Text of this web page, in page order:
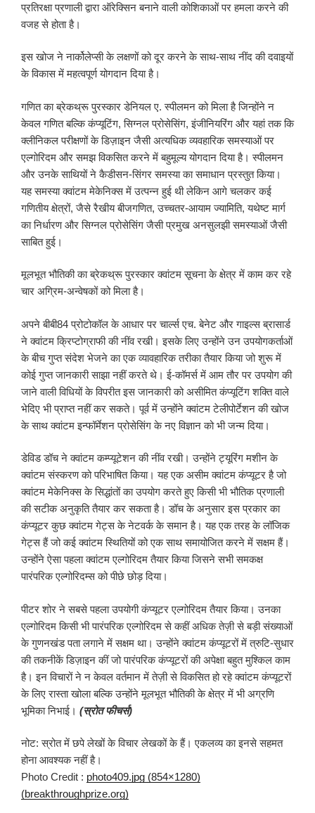
प्रतिरक्षा प्रणाली द्वारा ऑरेक्सिन बनाने वाली कोशिकाओं पर हमला करने की
वजह से होता है।
इस खोज ने नार्कोलेप्सी के लक्षणों को दूर करने के साथ-साथ नींद की दवाइयों
के विकास में महत्वपूर्ण योगदान दिया है।
गणित का ब्रेकथ्रू पुरस्कार डेनियल ए. स्पीलमन को मिला है जिन्होंने न
केवल गणित बल्कि कंप्यूटिंग, सिग्नल प्रोसेसिंग, इंजीनियरिंग और यहां तक कि
क्लीनिकल परीक्षणों के डिज़ाइन जैसी अत्यधिक व्यवहारिक समस्याओं पर
एल्गोरिदम और समझ विकसित करने में बहुमूल्य योगदान दिया है। स्पीलमन
और उनके साथियों ने कैडीसन-सिंगर समस्या का समाधान प्रस्तुत किया।
यह समस्या क्वांटम मेकेनिक्स में उत्पन्न हुई थी लेकिन आगे चलकर कई
गणितीय क्षेत्रों, जैसे रैखीय बीजगणित, उच्चतर-आयाम ज्यामिति, यथेष्ट मार्ग
का निर्धारण और सिग्नल प्रोसेसिंग जैसी प्रमुख अनसुलझी समस्याओं जैसी
साबित हुई।
मूलभूत भौतिकी का ब्रेकथ्रू पुरस्कार क्वांटम सूचना के क्षेत्र में काम कर रहे
चार अग्रिम-अन्वेषकों को मिला है।
अपने बीबी84 प्रोटोकॉल के आधार पर चार्ल्स एच. बेनेट और गाइल्स ब्रासार्ड
ने क्वांटम क्रिप्टोग्राफी की नींव रखी। इसके लिए उन्होंने उन उपयोगकर्ताओं
के बीच गुप्त संदेश भेजने का एक व्यावहारिक तरीका तैयार किया जो शुरू में
कोई गुप्त जानकारी साझा नहीं करते थे। ई-कॉमर्स में आम तौर पर उपयोग की
जाने वाली विधियों के विपरीत इस जानकारी को असीमित कंप्यूटिंग शक्ति वाले
भेदिए भी प्राप्त नहीं कर सकते। पूर्व में उन्होंने क्वांटम टेलीपोर्टेशन की खोज
के साथ क्वांटम इन्फॉर्मेशन प्रोसेसिंग के नए विज्ञान को भी जन्म दिया।
डेविड डॉच ने क्वांटम कम्प्यूटेशन की नींव रखी। उन्होंने ट्यूरिंग मशीन के
क्वांटम संस्करण को परिभाषित किया। यह एक असीम क्वांटम कंप्यूटर है जो
क्वांटम मेकेनिक्स के सिद्धांतों का उपयोग करते हुए किसी भी भौतिक प्रणाली
की सटीक अनुकृति तैयार कर सकता है। डॉच के अनुसार इस प्रकार का
कंप्यूटर कुछ क्वांटम गेट्स के नेटवर्क के समान है। यह एक तरह के लॉजिक
गेट्स हैं जो कई क्वांटम स्थितियों को एक साथ समायोजित करने में सक्षम हैं।
उन्होंने ऐसा पहला क्वांटम एल्गोरिदम तैयार किया जिसने सभी समकक्ष
पारंपरिक एल्गोरिदम्स को पीछे छोड़ दिया।
पीटर शोर ने सबसे पहला उपयोगी कंप्यूटर एल्गोरिदम तैयार किया। उनका
एल्गोरिदम किसी भी पारंपरिक एल्गोरिदम से कहीं अधिक तेज़ी से बड़ी संख्याओं
के गुणनखंड पता लगाने में सक्षम था। उन्होंने क्वांटम कंप्यूटरों में त्रुटि-सुधार
की तकनीकें डिज़ाइन कीं जो पारंपरिक कंप्यूटरों की अपेक्षा बहुत मुश्किल काम
है। इन विचारों ने न केवल वर्तमान में तेज़ी से विकसित हो रहे क्वांटम कंप्यूटरों
के लिए रास्ता खोला बल्कि उन्होंने मूलभूत भौतिकी के क्षेत्र में भी अग्रणि
भूमिका निभाई। (स्रोत फीचर्स)
नोट: स्रोत में छपे लेखों के विचार लेखकों के हैं। एकलव्य का इनसे सहमत
होना आवश्यक नहीं है।
Photo Credit : photo409.jpg (854×1280)
(breakthroughprize.org)